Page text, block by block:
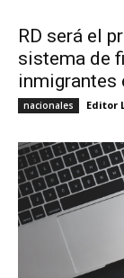
RD será el
sistema de
inmigrantes
nacionales Editor